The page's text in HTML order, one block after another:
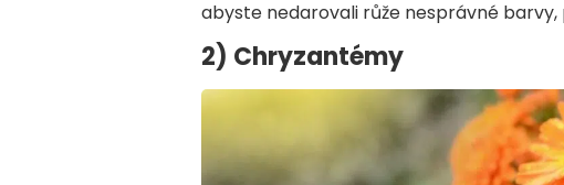
abyste nedarovali růže nesprávné barvy,
2) Chryzantémy